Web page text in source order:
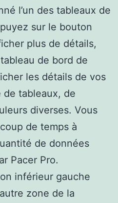
l’un des tableaux de
sur le bouton
plus de détails,
de bord de
les détails de vos
de tableaux, de
diverses. Vous
de temps à
de données
Pacer Pro.
inférieur gauche
zone de la